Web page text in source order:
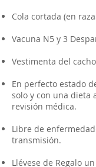
Cola cortada (en
Vacuna N5 y 3
Vestimenta del
En perfecto estado
solo y con una dieta
revisión médica.
Libre de
transmisión.
Llévese de Regalo